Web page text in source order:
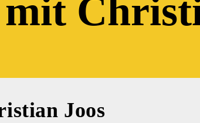
mit
Joos